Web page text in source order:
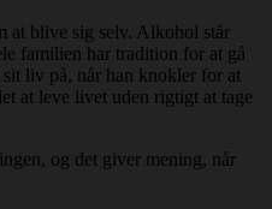
at blive sig selv. Alkohol står
familien har tradition for at gå
liv på, når han knokler for at
at leve livet uden rigtigt at tage
og det giver mening, når